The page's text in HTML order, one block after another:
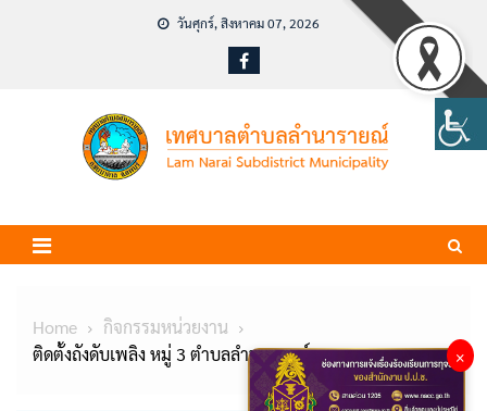
วันศุกร์, สิงหาคม 07, 2026
Home
กิจกรรมหน่วยงาน
ติดตั้งถังดับเพลิง หมู่ 3 ตำบลลำนารายณ์
×